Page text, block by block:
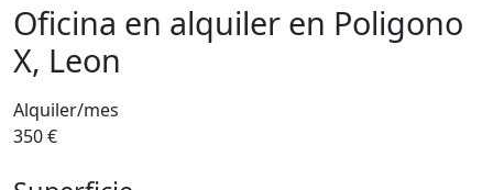
Oficina en alquiler en Poligono
X, Leon
Alquiler/mes
350 €